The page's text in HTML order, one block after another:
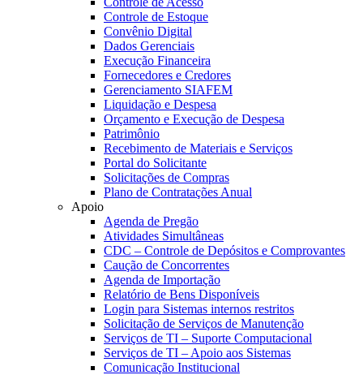
Controle de Estoque
Convênio Digital
Dados Gerenciais
Execução Financeira
Fornecedores e Credores
Gerenciamento SIAFEM
Liquidação e Despesa
Orçamento e Execução de Despesa
Patrimônio
Recebimento de Materiais e Serviços
Portal do Solicitante
Solicitações de Compras
Plano de Contratações Anual
Apoio
Agenda de Pregão
Atividades Simultâneas
CDC – Controle de Depósitos e Comprovantes
Caução de Concorrentes
Agenda de Importação
Relatório de Bens Disponíveis
Login para Sistemas internos restritos
Solicitação de Serviços de Manutenção
Serviços de TI – Suporte Computacional
Serviços de TI – Apoio aos Sistemas
Comunicação Institucional